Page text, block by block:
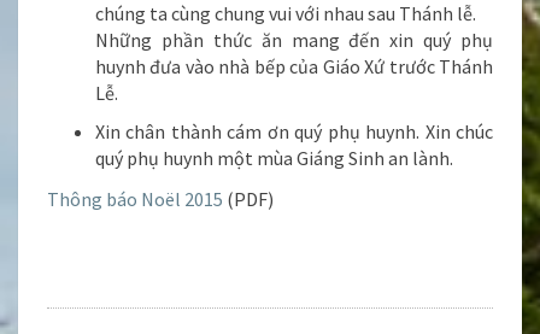
chúng ta cùng chung vui với nhau sau Thánh lễ.
Những phần thức ăn mang đến xin quý phụ
huynh đưa vào nhà bếp của Giáo Xứ trước Thánh
Lễ.
Xin chân thành cám ơn quý phụ huynh. Xin chúc
quý phụ huynh một mùa Giáng Sinh an lành.
Thông báo Noël 2015 (PDF)